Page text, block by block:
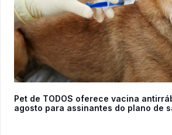
Pet de TODOS oferece vacina
agosto para assinantes do plano de